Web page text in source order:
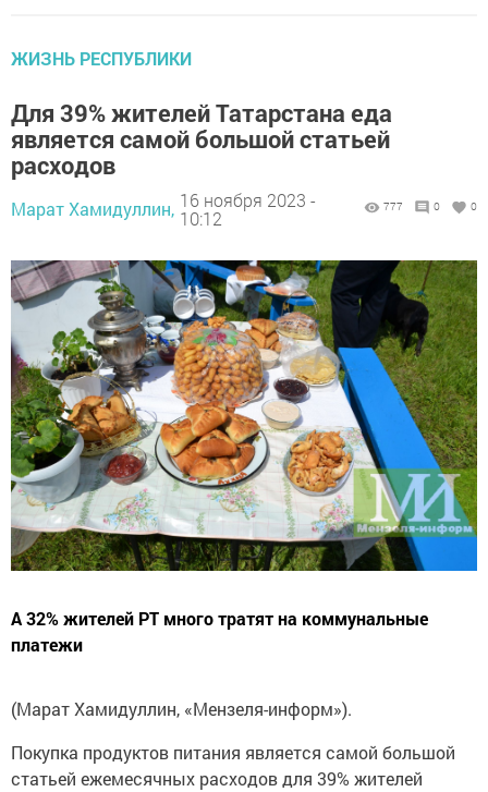
ЖИЗНЬ РЕСПУБЛИКИ
Для 39% жителей Татарстана еда
является самой большой статьей
расходов
Марат Хамидуллин, 16 ноября 2023 -
10:12
777 0 0
А 32% жителей РТ много тратят на коммунальные
платежи
(Марат Хамидуллин, «Мензеля-информ»).
Покупка продуктов питания является самой большой
статьей ежемесячных расходов для 39% жителей